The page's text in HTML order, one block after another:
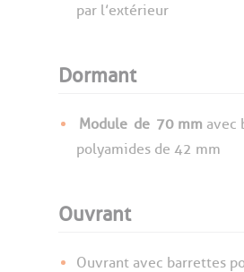
par l’extérieur
Dormant
Module de 70 mm avec
polyamides de 42 mm
Ouvrant
Ouvrant avec barrettes